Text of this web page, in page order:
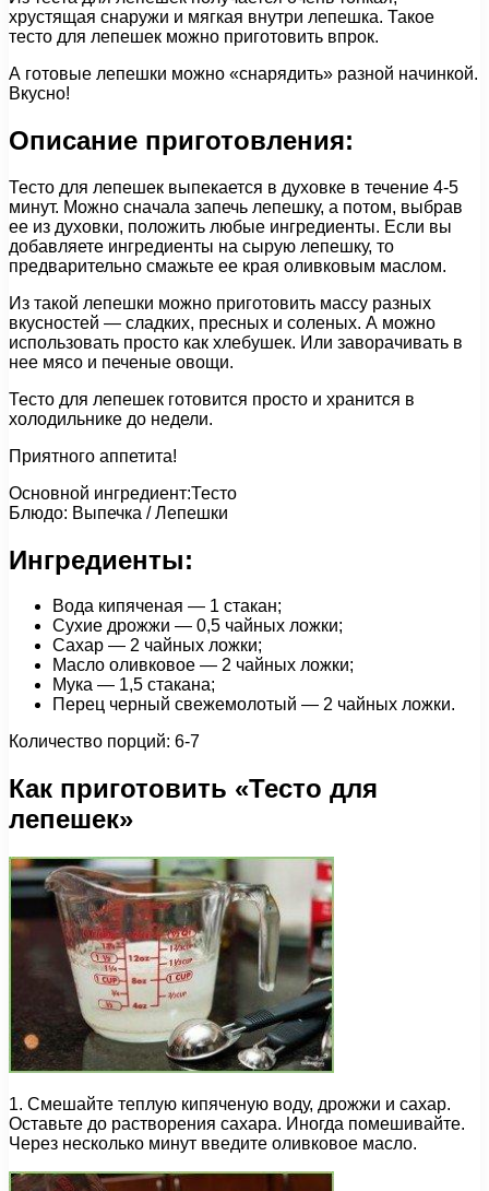
хрустящая снаружи и мягкая внутри лепешка. Такое
тесто для лепешек можно приготовить впрок.
А готовые лепешки можно «снарядить» разной начинкой.
Вкусно!
Описание приготовления:
Тесто для лепешек выпекается в духовке в течение 4-5
минут. Можно сначала запечь лепешку, а потом, выбрав
ее из духовки, положить любые ингредиенты. Если вы
добавляете ингредиенты на сырую лепешку, то
предварительно смажьте ее края оливковым маслом.
Из такой лепешки можно приготовить массу разных
вкусностей — сладких, пресных и соленых. А можно
использовать просто как хлебушек. Или заворачивать в
нее мясо и печеные овощи.
Тесто для лепешек готовится просто и хранится в
холодильнике до недели.
Приятного аппетита!
Основной ингредиент:Тесто
Блюдо: Выпечка / Лепешки
Ингредиенты:
Вода кипяченая — 1 стакан;
Сухие дрожжи — 0,5 чайных ложки;
Сахар — 2 чайных ложки;
Масло оливковое — 2 чайных ложки;
Мука — 1,5 стакана;
Перец черный свежемолотый — 2 чайных ложки.
Количество порций: 6-7
Как приготовить «Тесто для
лепешек»
1. Смешайте теплую кипяченую воду, дрожжи и сахар.
Оставьте до растворения сахара. Иногда помешивайте.
Через несколько минут введите оливковое масло.